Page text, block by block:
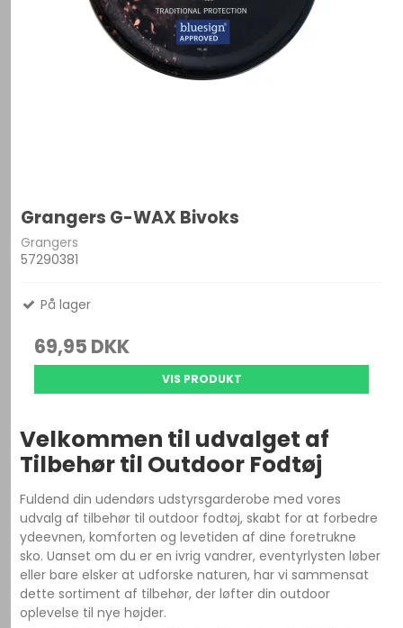
Grangers G-WAX Bivoks
Grangers
57290381
På lager
69,95 DKK
VIS PRODUKT
Velkommen til udvalget af
Tilbehør til Outdoor Fodtøj
Fuldend din udendørs udstyrsgarderobe med vores
udvalg af tilbehør til outdoor fodtøj, skabt for at forbedre
ydeevnen, komforten og levetiden af dine foretrukne
sko. Uanset om du er en ivrig vandrer, eventyrlysten løber
eller bare elsker at udforske naturen, har vi sammensat
dette sortiment af tilbehør, der løfter din outdoor
oplevelse til nye højder.